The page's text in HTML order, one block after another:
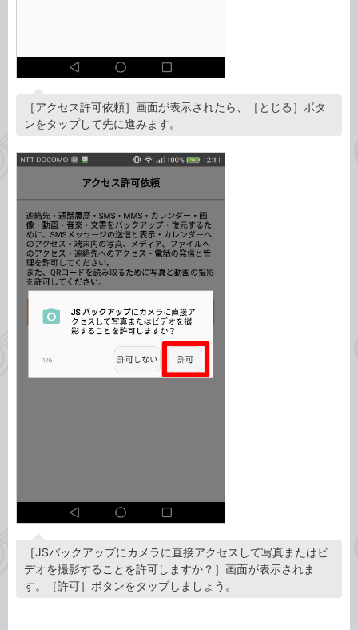
［アクセス許可依頼］画面が表示されたら、［とじる］ボタ
ンをタップして先に進みます。
［JSバックアップにカメラに直接アクセスして写真またはビ
デオを撮影することを許可しますか？］画面が表示されま
す。［許可］ボタンをタップしましょう。